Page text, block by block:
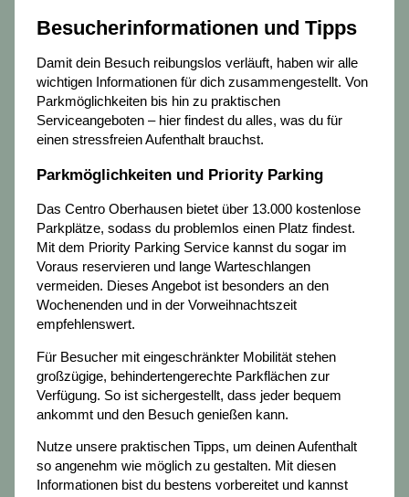
Besucherinformationen und Tipps
Damit dein Besuch reibungslos verläuft, haben wir alle
wichtigen Informationen für dich zusammengestellt. Von
Parkmöglichkeiten bis hin zu praktischen
Serviceangeboten – hier findest du alles, was du für
einen stressfreien Aufenthalt brauchst.
Parkmöglichkeiten und Priority Parking
Das Centro Oberhausen bietet über 13.000 kostenlose
Parkplätze, sodass du problemlos einen Platz findest.
Mit dem Priority Parking Service kannst du sogar im
Voraus reservieren und lange Warteschlangen
vermeiden. Dieses Angebot ist besonders an den
Wochenenden und in der Vorweihnachtszeit
empfehlenswert.
Für Besucher mit eingeschränkter Mobilität stehen
großzügige, behindertengerechte Parkflächen zur
Verfügung. So ist sichergestellt, dass jeder bequem
ankommt und den Besuch genießen kann.
Nutze unsere praktischen Tipps, um deinen Aufenthalt
so angenehm wie möglich zu gestalten. Mit diesen
Informationen bist du bestens vorbereitet und kannst